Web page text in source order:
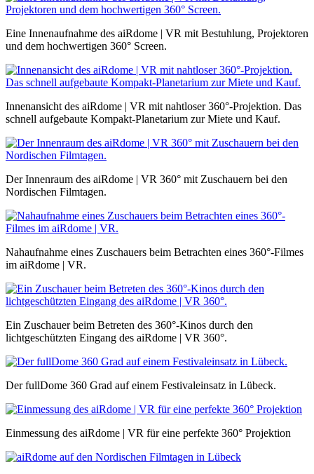
Eine Innenaufnahme des aiRdome | VR mit Bestuhlung, Projektoren
und dem hochwertigen 360° Screen.
Innenansicht des aiRdome | VR mit nahtloser 360°-Projektion. Das
schnell aufgebaute Kompakt-Planetarium zur Miete und Kauf.
Der Innenraum des aiRdome | VR 360° mit Zuschauern bei den
Nordischen Filmtagen.
Nahaufnahme eines Zuschauers beim Betrachten eines 360°-Filmes
im aiRdome | VR.
Ein Zuschauer beim Betreten des 360°-Kinos durch den
lichtgeschützten Eingang des aiRdome | VR 360°.
Der fullDome 360 Grad auf einem Festivaleinsatz in Lübeck.
Einmessung des aiRdome | VR für eine perfekte 360° Projektion